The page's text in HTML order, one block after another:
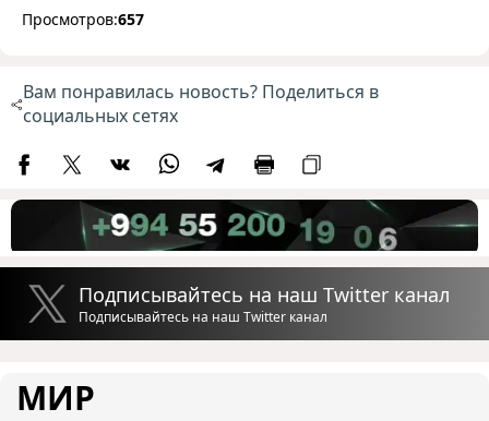
Просмотров:657
Вам понравилась новость? Поделиться в
социальных сетях
Подписывайтесь на наш Twitter канал
Подписывайтесь на наш Twitter канал
МИР